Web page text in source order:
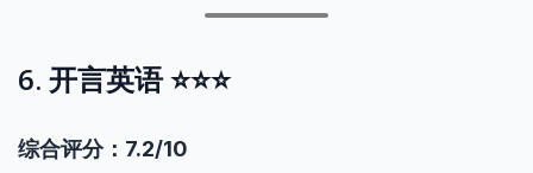
6. 开言英语 ⭐⭐⭐
综合评分：7.2/10